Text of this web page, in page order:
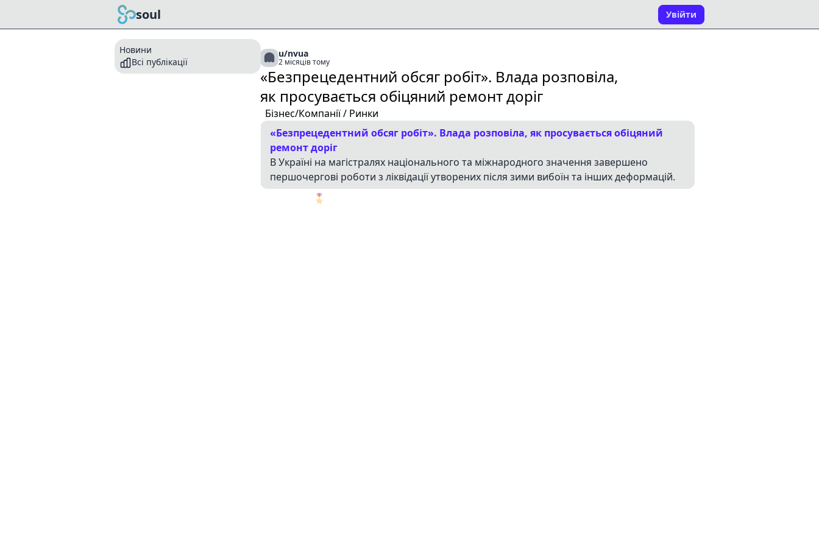
soul Увійти
Новини
Всі публікації
u/nvua
2 місяців тому
«Безпрецедентний обсяг робіт». Влада розповіла,
як просувається обіцяний ремонт доріг
Бізнес/Компанії / Ринки
«Безпрецедентний обсяг робіт». Влада розповіла, як просувається обіцяний
ремонт доріг
В Україні на магістралях національного та міжнародного значення завершено
першочергові роботи з ліквідації утворених після зими вибоїн та інших деформацій.
🎖️